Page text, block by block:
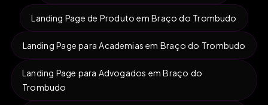
Landing Page de Produto em Braço do Trombudo
Landing Page para Academias em Braço do Trombudo
Landing Page para Advogados em Braço do
Trombudo